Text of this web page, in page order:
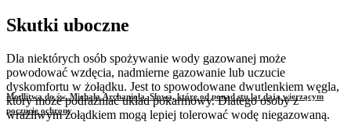
Modlitwa do św. Michała Archanioła. Słowa, które od ponad stu lat dają wierzącym
poczucie ochrony
Skutki uboczne
Dla niektórych osób spożywanie wody gazowanej może
powodować wzdęcia, nadmierne gazowanie lub uczucie
dyskomfortu w żołądku. Jest to spowodowane dwutlenkiem węgla,
który może podrażniać układ pokarmowy. Dlatego osoby z
wrażliwym żołądkiem mogą lepiej tolerować wodę niegazowaną.